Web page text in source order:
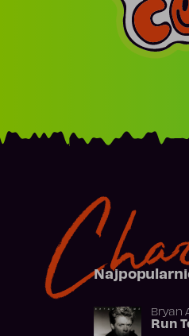
Bryan
Run